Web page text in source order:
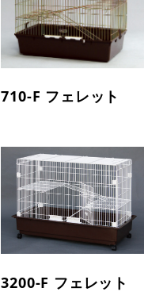
710-F フェレット
3200-F フェレット